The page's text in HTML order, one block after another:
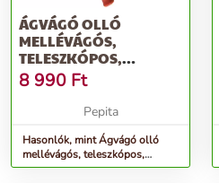
ÁGVÁGÓ OLLÓ
MELLÉVÁGÓS,
TELESZKÓPOS,
ÁTTÉTELES MUTA
8 990 Ft
Pepita
Hasonlók, mint Ágvágó olló
mellévágós, teleszkópos,
áttételes MUTA